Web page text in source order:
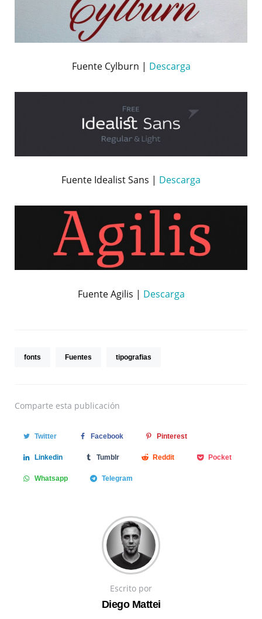
Fuente Cylburn | Descarga
Fuente Idealist Sans | Descarga
Fuente Agilis | Descarga
fonts Fuentes tipografias
Comparte esta publicación
Twitter Facebook Pinterest
Linkedin Tumblr Reddit Pocket
Whatsapp Telegram
Escrito por
Diego Mattei